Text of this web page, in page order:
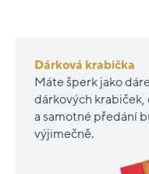
Dárková krabička
Máte šperk jako
dárkových
a samotné předání
výjimečně.